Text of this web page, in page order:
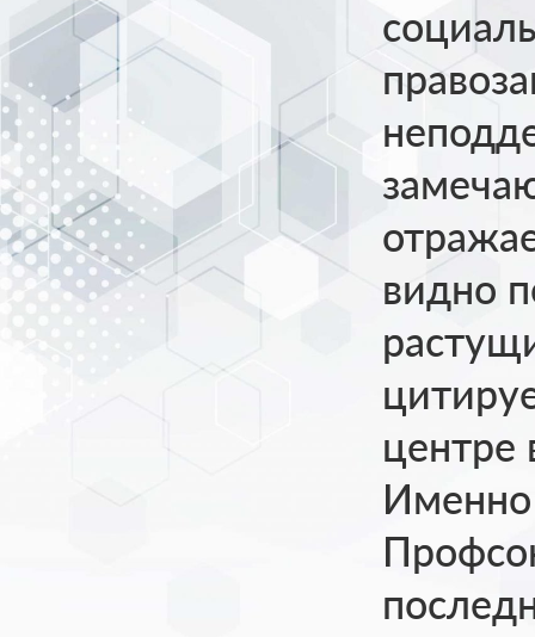
видно
центре
Именно